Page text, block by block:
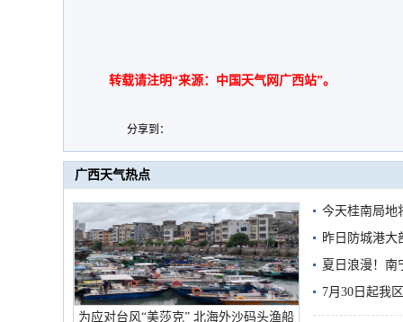
转载请注明“来源：中国天气网广西站”。
分享到：
广西天气热点
为应对台风“美莎克” 北海外沙码头渔船
今天桂南局地
需继续防范
昨日防城港大
雨
夏日浪漫！南
7月30日起我